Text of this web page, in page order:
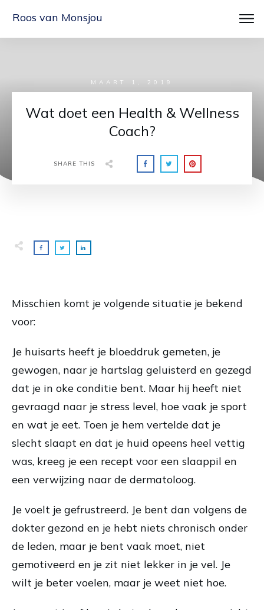
Roos van Monsjou
MAART 1, 2019
Wat doet een Health & Wellness
Coach?
SHARE THIS
Misschien komt je volgende situatie je bekend
voor:
Je huisarts heeft je bloeddruk gemeten, je
gewogen, naar je hartslag geluisterd en gezegd
dat je in oke conditie bent. Maar hij heeft niet
gevraagd naar je stress level, hoe vaak je sport
en wat je eet. Toen je hem vertelde dat je
slecht slaapt en dat je huid opeens heel vettig
was, kreeg je een recept voor een slaappil en
een verwijzing naar de dermatoloog.
Je voelt je gefrustreerd. Je bent dan volgens de
dokter gezond en je hebt niets chronisch onder
de leden, maar je bent vaak moet, niet
gemotiveerd en je zit niet lekker in je vel. Je
wilt je beter voelen, maar je weet niet hoe.